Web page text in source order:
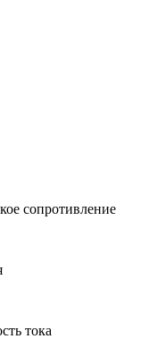
сопротивление
тока